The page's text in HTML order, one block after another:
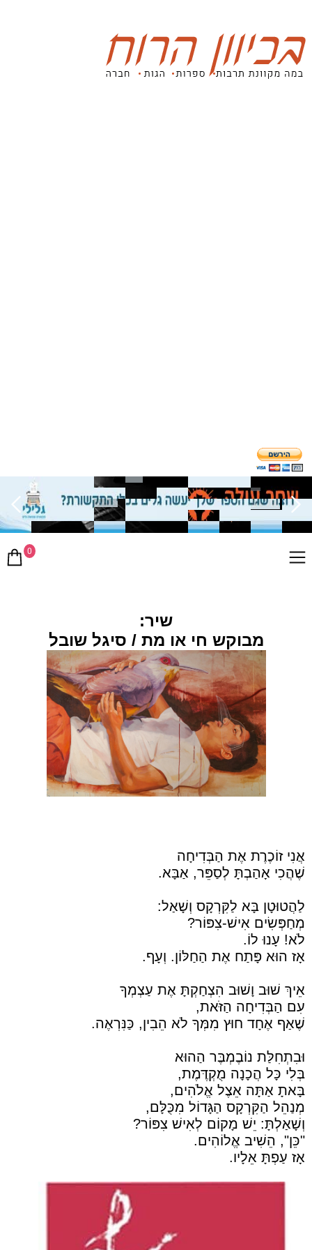
0
שיר:
מבוקש חי או מת / סיגל שובל
אֲנִי זוֹכֶרֶת אֶת הַבְּדִיחָה
שֶׁהֲכִי אָהַבְתָּ לְסַפֵּר, אַבָּא.
לַהֲטוּטָן בָּא לַקִּרְקָס וְשָׁאַל:
מְחַפְּשִׂים אִישׁ-צִפּוֹר?
לֹא! עָנוּ לוֹ.
אָז הוּא פָּתַח אֶת הַחַלּוֹן. וְעָף.
אֵיךְ שׁוּב וָשׁוּב הִצְחַקְתָּ אֶת עַצְמְךָ
עִם הַבְּדִיחָה הַזֹּאת,
שֶׁאַף אֶחָד חוּץ מִמְּךָ לֹא הֵבִין, כַּנִּרְאֶה.
וּבִתְחִלַּת נוֹבֶמְבֶּר הַהוּא
בְּלִי כָּל הֲכָנָה מֻקְדֶּמֶת,
בָּאתָ אַתָּה אֵצֶל אֱלֹהִים,
מְנַהֵל הַקִּרְקָס הַגָּדוֹל מִכֻּלָּם,
וְשָׁאַלְתָּ: יֵשׁ מָקוֹם לְאִישׁ צִפּוֹר?
"כֵּן", הֵשִׁיב אֱלוֹהִים.
אָז עַפְתָּ אֵלָיו.